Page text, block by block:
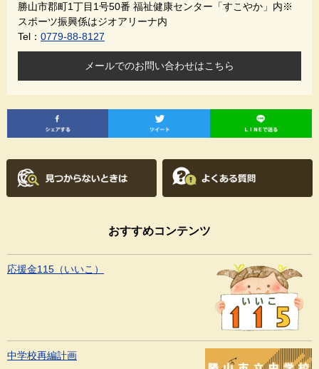
勝山市郡町1丁目1号50番 福祉健康センター「すこやか」内※
スポーツ振興係はジオアリーナ内
Tel： 0779-88-8127
メールでのお問い合わせはこちら
おすすめコンテンツ
応援金115（いいこ）
中学校再編計画